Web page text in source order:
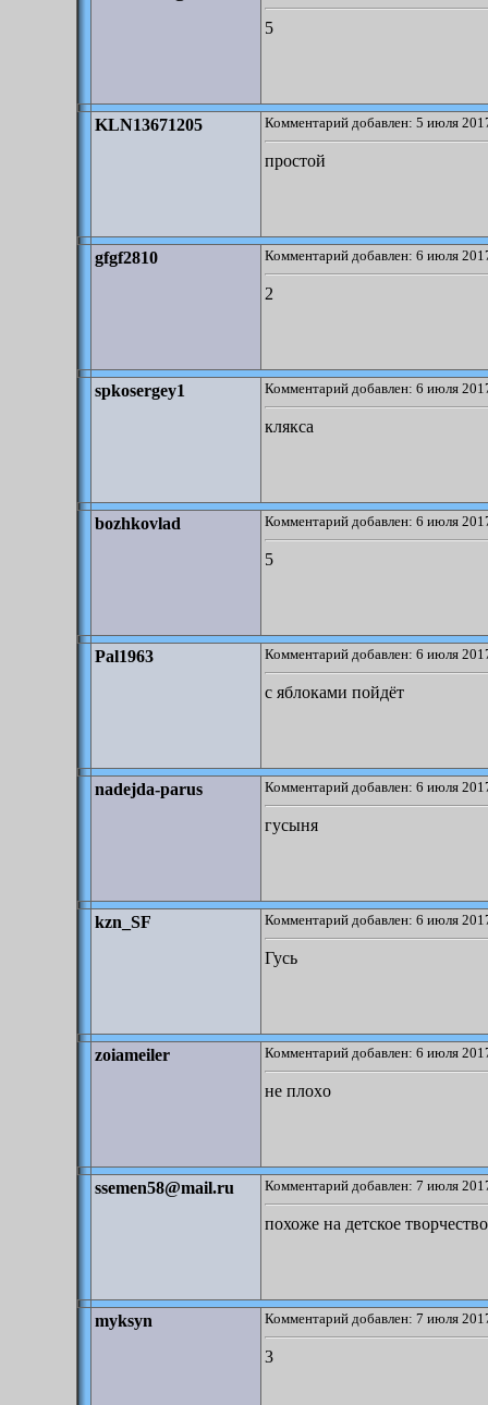
5
KLN13671205 Комментарий добавлен: 5 июля
простой
gfgf2810 Комментарий добавлен: 6 июля
2
spkosergey1 Комментарий добавлен: 6 июля
клякса
bozhkovlad Комментарий добавлен: 6 июля
5
Pal1963 Комментарий добавлен: 6 июля
с яблоками пойдёт
nadejda-parus Комментарий добавлен: 6 июля
гусыня
kzn_SF Комментарий добавлен: 6 июля
Гусь
zoiameiler Комментарий добавлен: 6 июля
не плоxо
ssemen58@mail.ru Комментарий добавлен: 7 июля
похоже на детское творчество
myksyn Комментарий добавлен: 7 июля
3